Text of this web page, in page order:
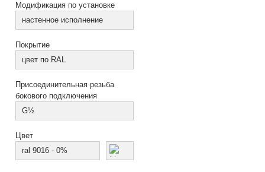
Модификация по установке
настенное исполнение
Покрытие
цвет по RAL
Присоединительная резьба
бокового подключения
G½
Цвет
ral 9016 - 0%